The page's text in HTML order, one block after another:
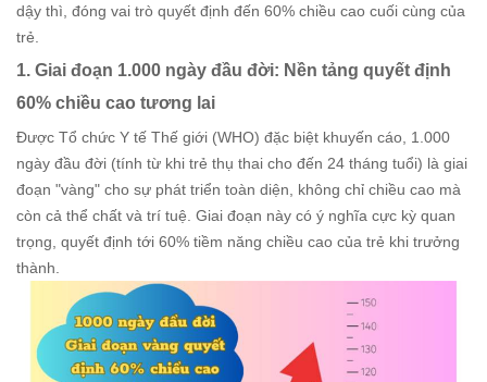
dậy thì, đóng vai trò quyết định đến 60% chiều cao cuối cùng của
trẻ.
1. Giai đoạn 1.000 ngày đầu đời: Nền tảng quyết định
60% chiều cao tương lai
Được Tổ chức Y tế Thế giới (WHO) đặc biệt khuyến cáo, 1.000
ngày đầu đời (tính từ khi trẻ thụ thai cho đến 24 tháng tuổi) là giai
đoạn "vàng" cho sự phát triển toàn diện, không chỉ chiều cao mà
còn cả thể chất và trí tuệ. Giai đoạn này có ý nghĩa cực kỳ quan
trọng, quyết định tới 60% tiềm năng chiều cao của trẻ khi trưởng
thành.